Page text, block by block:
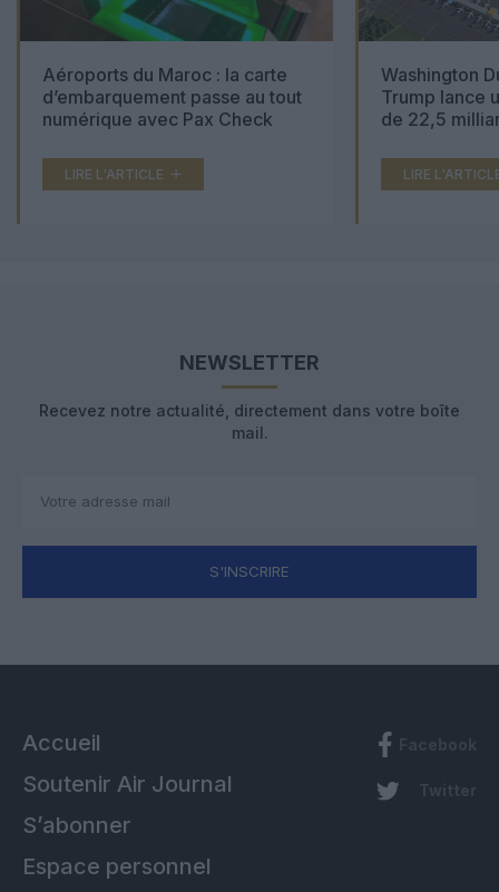
Aéroports du Maroc : la carte
d’embarquement passe au tout
numérique avec Pax Check
LIRE L'ARTICLE
Washington
Trump lance
de 22,5
LIRE
NEWSLETTER
Recevez notre actualité, directement dans votre boîte
mail.
S'INSCRIRE
Accueil
Soutenir Air Journal
S’abonner
Espace personnel